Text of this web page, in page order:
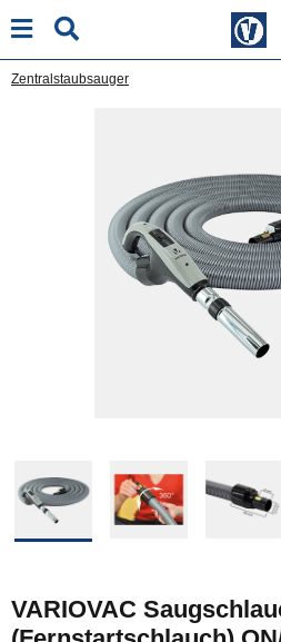
Zentralstaubsauger
VARIOVAC